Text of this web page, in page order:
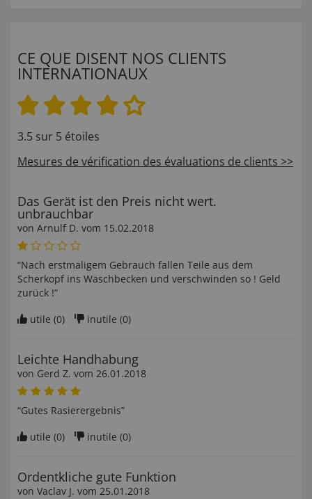
CE QUE DISENT NOS CLIENTS
INTERNATIONAUX
3.5 sur 5 étoiles
Mesures de vérification des évaluations de clients >>
Das Gerät ist den Preis nicht wert.
unbrauchbar
von Arnulf D. vom 15.02.2018
“Nach erstmaligem Gebrauch fallen Teile aus dem
Scherkopf ins Waschbecken und verschwinden so ! Geld
zurück !”
utile (0) inutile (0)
Leichte Handhabung
von Gerd Z. vom 26.01.2018
“Gutes Rasierergebnis”
utile (0) inutile (0)
Ordentkliche gute Funktion
von Vaclav J. vom 25.01.2018